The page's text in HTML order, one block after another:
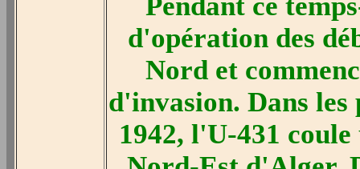
d'opération des
Nord et
d'invasion. Dans les
1942, l'U-431